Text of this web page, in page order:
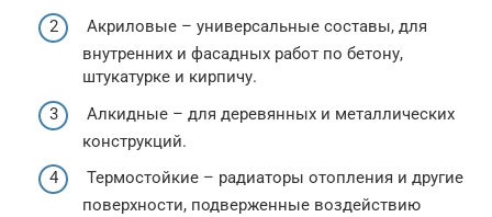
Акриловые – универсальные составы, для
внутренних и фасадных работ по бетону,
штукатурке и кирпичу.
Алкидные – для деревянных и металлических
конструкций.
Термостойкие – радиаторы отопления и другие
поверхности, подверженные воздействию